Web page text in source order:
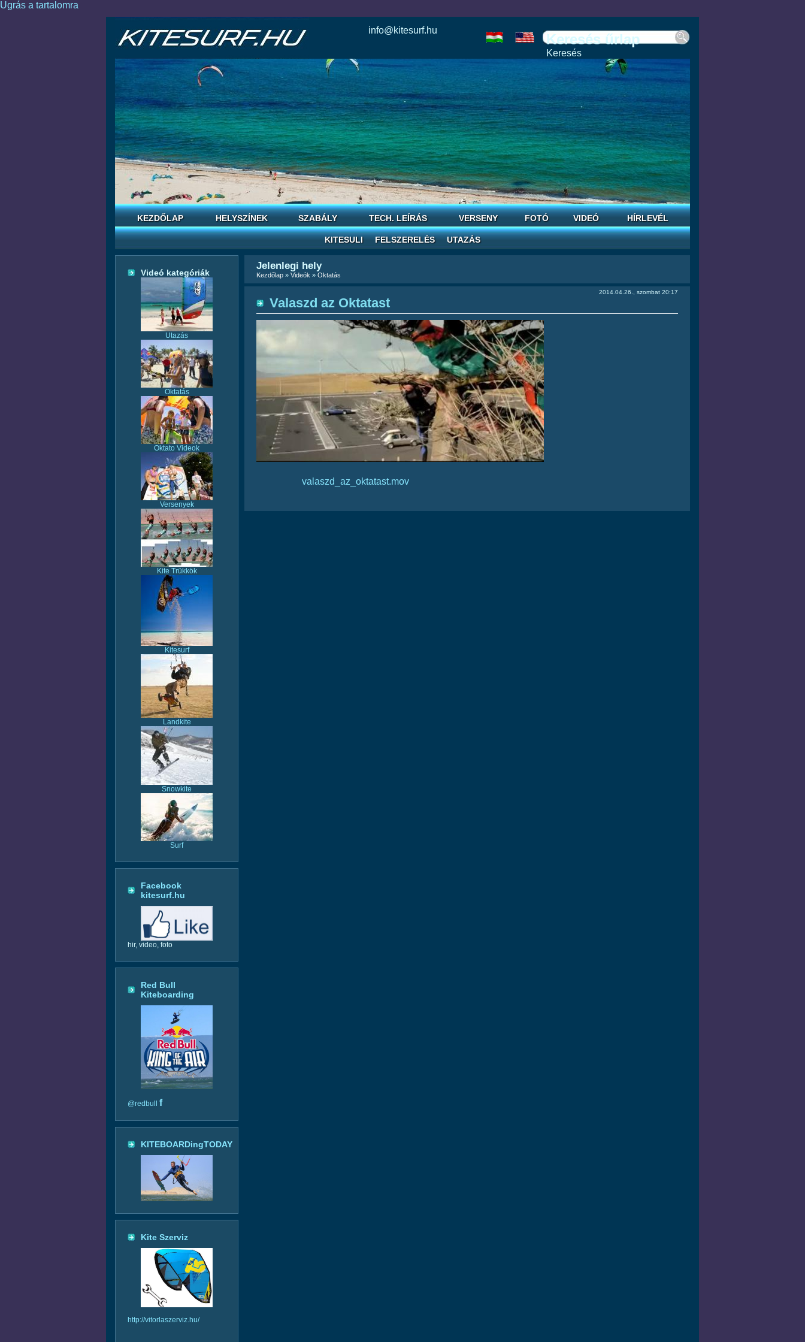
Ugrás a tartalomra
info@kitesurf.hu
Keresés űrlap
Keresés
esle
today
horoscope
reddit
save
KEZDŐLAP HELYSZÍNEK SZABÁLY TECH. LEÍRÁS VERSENY FOTÓ VIDEÓ HÍRLEVÉL
KITESULI FELSZERELÉS UTAZÁS
Videó kategóriák
Utazás
Oktatás
Oktato Videok
Versenyek
Kite Trükkök
Kitesurf
Landkite
Snowkite
Surf
Facebook
kitesurf.hu
hir, video, foto
Red Bull
Kiteboarding
@redbull f
KITEBOARDingTODAY
Kite Szerviz
http://vitorlaszerviz.hu/
Jelenlegi hely
Kezdőlap » Videók » Oktatás
2014.04.26., szombat 20:17
Valaszd az Oktatast
valaszd_az_oktatast.mov